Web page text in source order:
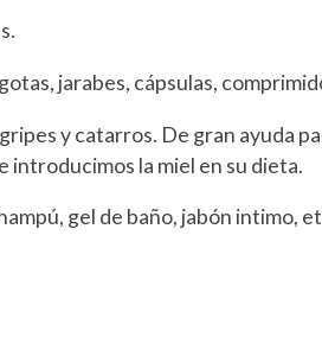
jarabes, cápsulas,
y catarros. De gran ayuda
introducimos la miel en su dieta.
gel de baño, jabón intimo,